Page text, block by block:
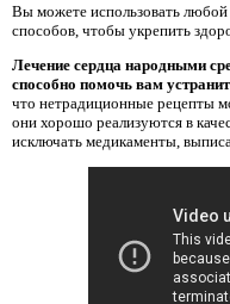
Вы можете использовать
способов, чтобы укрепить
Лечение сердца народными
способно помочь вам
что нетрадиционные рецепты
они хорошо реализуются в
исключать медикаменты,